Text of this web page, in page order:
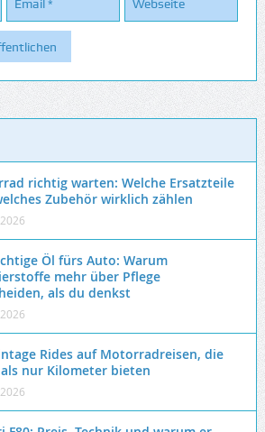
richtig warten: Welche Ersatzteile
Zubehör wirklich zählen
Öl fürs Auto: Warum
mehr über Pflege
als du denkst
Rides auf Motorradreisen, die
nur Kilometer bieten